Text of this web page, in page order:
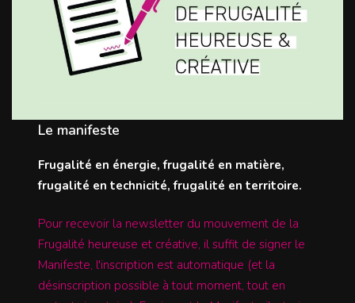
Le manifeste
Frugalité en énergie, frugalité en matière,
frugalité en technicité, frugalité en territoire.
Pour recevoir la newsletter du mouvement de la
Frugalité heureuse et créative, il suffit de signer le
Manifeste, l'inscription est automatique (et la
désinscription possible à tout moment, tout en